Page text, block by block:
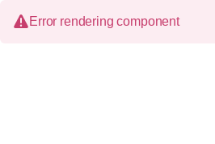
Error rendering component